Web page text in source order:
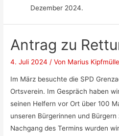
Dezember 2024.
Antrag zu
4. Juli 2024 / Von Marius
Im März besuchte die SPD
Ortsverein. Im Gespräch haben
seinen Helfern vor Ort über 100
unseren Bürgerinnen und
Nachgang des Termins wurden